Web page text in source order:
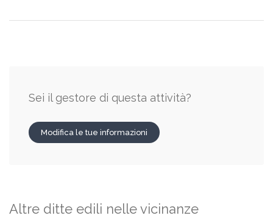
Sei il gestore di questa attività?
Modifica le tue informazioni
Altre ditte edili nelle vicinanze